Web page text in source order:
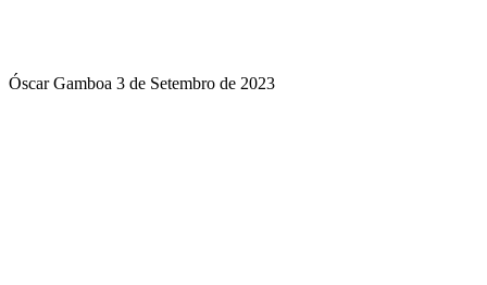
Óscar Gamboa 3 de Setembro de 2023